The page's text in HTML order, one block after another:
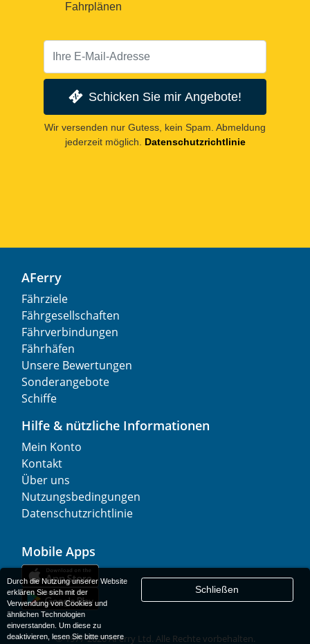
Fahrplänen
Schicken Sie mir Angebote!
Wir versenden nur Gutess, kein Spam. Abmeldung
jederzeit möglich.
Datenschutzrichtlinie
AFerry
Fährziele
Fährgesellschaften
Fährverbindungen
Fährhäfen
Unsere Bewertungen
Sonderangebote
Schiffe
Hilfe & nützliche Informationen
Mein Konto
Kontakt
Über uns
Nutzungsbedingungen
Datenschutzrichtlinie
Mobile Apps
© 1977-2026AFerry Ltd. Alle Rechte vorbehalten.
Durch die Nutzung unserer Website
erklären Sie sich mit der
Verwendung von Cookies und
ähnlichen Technologien
einverstanden. Um diese zu
deaktivieren, lesen Sie bitte unsere
Schließen